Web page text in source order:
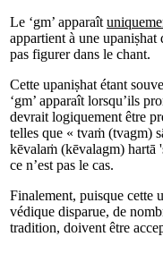
Le ‘gm’ apparaît
appartient à une upaniṣhat
pas figurer dans le chant.
Cette upaniṣhat étant
‘gm’ apparaît lorsqu’ils
devrait logiquement être
telles que « tvaṁ (tvagm)
kēvalaṁ (kēvalagm) hartā
ce n’est pas le cas.
Finalement, puisque cette
védique disparue, de
tradition, doivent être